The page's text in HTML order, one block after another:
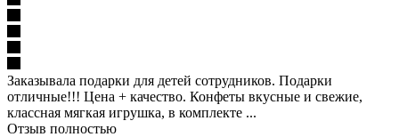
Заказывала подарки для детей сотрудников. Подарки
отличные!!! Цена + качество. Конфеты вкусные и свежие,
классная мягкая игрушка, в комплекте ...
Отзыв полностью